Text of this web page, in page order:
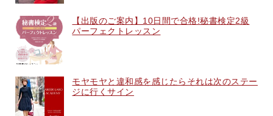
【出版のご案内】10日間で合格!秘書検定2級
パーフェクトレッスン
モヤモヤと違和感を感じたらそれは次のステー
ジに行くサイン